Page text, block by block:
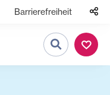
Barrierefreiheit
Suche